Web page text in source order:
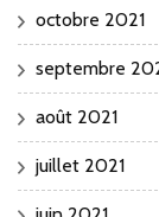
octobre 2021
septembre
août 2021
juillet 2021